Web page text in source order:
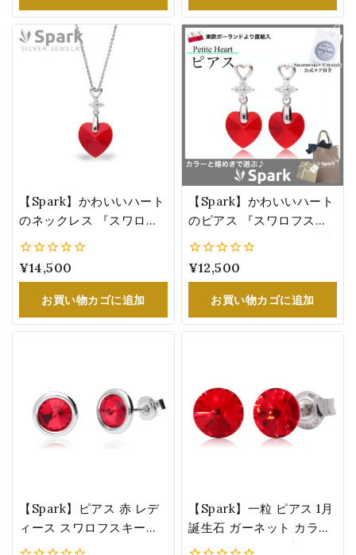
K44806SC
【Spark】かわいいハート
のネックレス 『スワロフ
スキー®・クリスタル』
スメ 1月誕生石カラー：ガ
ーネット ライト・シャム
NC622814LSI
0
5
¥14,500
お買い物カゴに追加
【Spark】かわいいハート
のピアス 『スワロフスキ
ー®・クリスタル』 1月誕
(ライト・シャム) 赤
KC622810LSI
0
5
¥12,500
お買い物カゴに追加
【Spark】ピアス 赤 レデ
ィース スワロフスキー
®・クリスタル シルバー
【Spark】一粒 ピアス 1月
誕生石 ガーネット カラー
(ライト・シャム) 赤 レデ